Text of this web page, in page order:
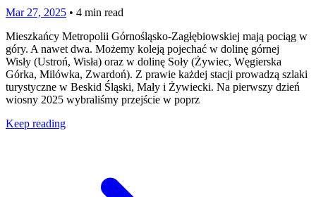
Mar 27, 2025 • 4 min read
Mieszkańcy Metropolii Górnośląsko-Zagłębiowskiej mają pociąg w
góry. A nawet dwa. Możemy koleją pojechać w dolinę górnej
Wisły (Ustroń, Wisła) oraz w dolinę Soły (Żywiec, Węgierska
Górka, Milówka, Zwardoń). Z prawie każdej stacji prowadzą szlaki
turystyczne w Beskid Śląski, Mały i Żywiecki. Na pierwszy dzień
wiosny 2025 wybraliśmy przejście w poprz
Keep reading